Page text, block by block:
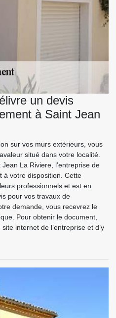
un devis
à Saint Jean
sur vos murs extérieurs, vous
situé dans votre localité.
La Riviere, l’entreprise de
à votre disposition. Cette
professionnels et est en
pour vos travaux de
demande, vous recevrez le
Pour obtenir le document,
internet de l’entreprise et d’y